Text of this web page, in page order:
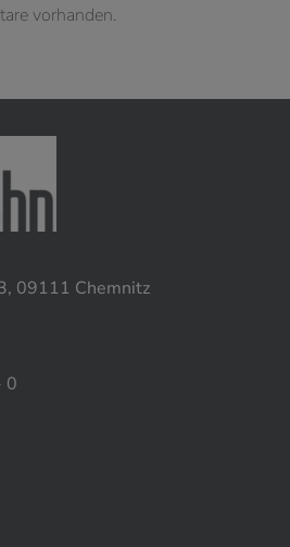
vorhanden.
09111 Chemnitz
0